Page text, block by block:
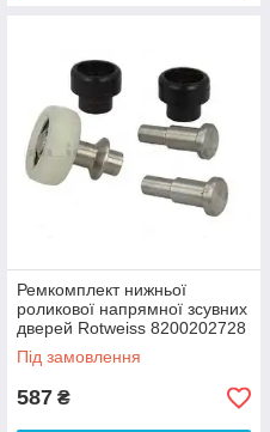
Ремкомплект нижньої
роликової напрямної зсувних
дверей Rotweiss 8200202728
Під замовлення
587 ₴